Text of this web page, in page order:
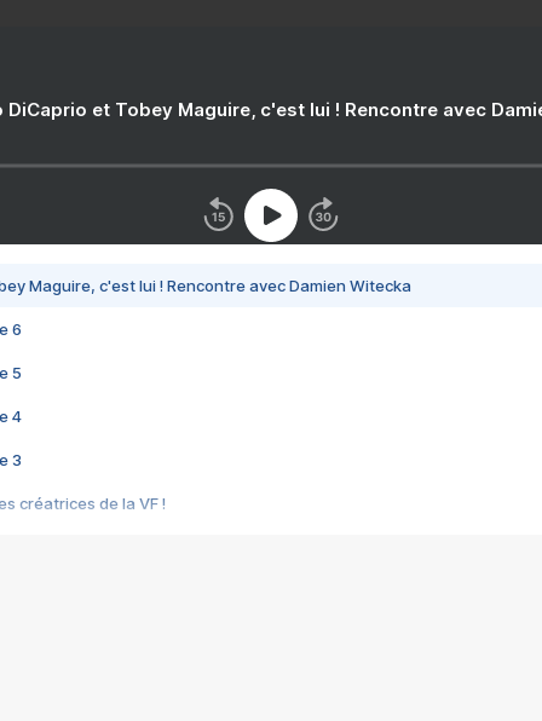
DiCaprio et Tobey Maguire, c'est lui ! Rencontre avec
Maguire, c'est lui ! Rencontre avec Damien Witecka
6
5
4
3
créatrices de la VF !